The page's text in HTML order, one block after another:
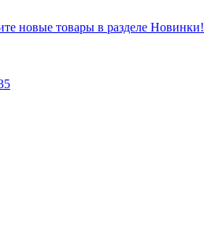
новые товары в разделе Новинки!